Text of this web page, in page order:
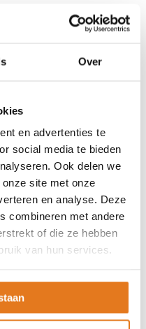
Over
en advertenties te
social media te bieden
Ook delen we
site met onze
en analyse. Deze
combineren met andere
of die ze hebben
van hun services.